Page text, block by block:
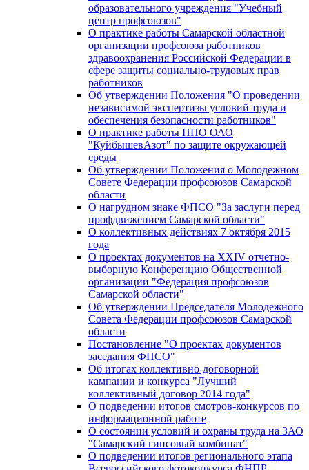
образовательного учреждения "Учебный
центр профсоюзов"
О практике работы Самарской областной
организации профсоюза работников
здравоохранения Российской Федерации в
сфере защиты социально-трудовых прав
работников
Об утверждении Положения "О проведении
независимой экспертизы условий труда и
обеспечения безопасности работников"
О практике работы ППО ОАО
"КуйбышевАзот" по защите окружающей
среды
Об утверждении Положения о Молодежном
Совете Федерации профсоюзов Самарской
области
О нагрудном знаке ФПСО "За заслуги перед
профдвижением Самарской области"
О коллективных действиях 7 октября 2015
года
О проектах документов на XXIV отчетно-
выборную Конференцию Общественной
организации "Федерация профсоюзов
Самарской области"
Об утверждении Председателя Молодежного
Совета Федерации профсоюзов Самарской
области
Постановление "О проектах документов
заседания ФПСО"
Об итогах коллективно-договорной
кампании и конкурса "Лучший
коллективный договор 2014 года"
О подведении итогов смотров-конкурсов по
информационной работе
О состоянии условий и охраны труда на ЗАО
"Самарский гипсовый комбинат"
О подведении итогов регионального этапа